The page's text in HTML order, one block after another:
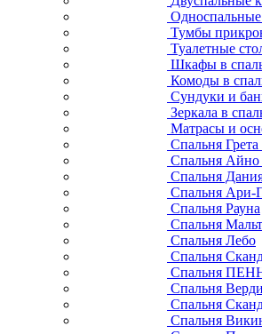
Односпальные
Тумбы
Туалетные
Шкафы в
Комоды в
Сундуки и
Зеркала в
Матрасы и
Спальня
Спальня
Спальня
Спальня Ари-
Спальня Рауна
Спальня
Спальня Лебо
Спальня
Спальня
Спальня Верди
Спальня
Спальня